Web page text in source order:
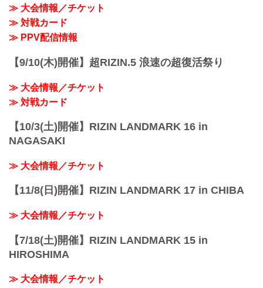
ーしよう！
KIDSダンスジャパングランプリ2...
≫ 大会情報／チケット
≫ 対戦カード
≫ PPV配信情報
【9/10(木)開催】超RIZIN.5 浪速の超復活祭り
≫ 大会情報／チケット
≫ 対戦カード
【10/3(土)開催】RIZIN LANDMARK 16 in
NAGASAKI
≫ 大会情報／チケット
【11/8(日)開催】RIZIN LANDMARK 17 in CHIBA
≫ 大会情報／チケット
【7/18(土)開催】RIZIN LANDMARK 15 in
HIROSHIMA
≫ 大会情報／チケット